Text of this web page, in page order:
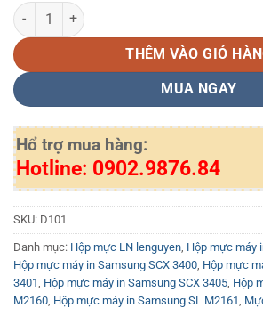
Hộp mực Samsung D101S LN (MLT-D101) số
THÊM VÀO GIỎ
MUA NGAY
Hổ trợ mua hàng:
Hotline: 0902.9876.84
SKU: D101
Danh mục: Hộp mực LN lenguyen Hộp mực máy
Hộp mực máy in Samsung SCX 3400 Hộp mực
3401 Hộp mực máy in Samsung SCX 3405 Hộp
M2160 Hộp mực máy in Samsung SL M2161